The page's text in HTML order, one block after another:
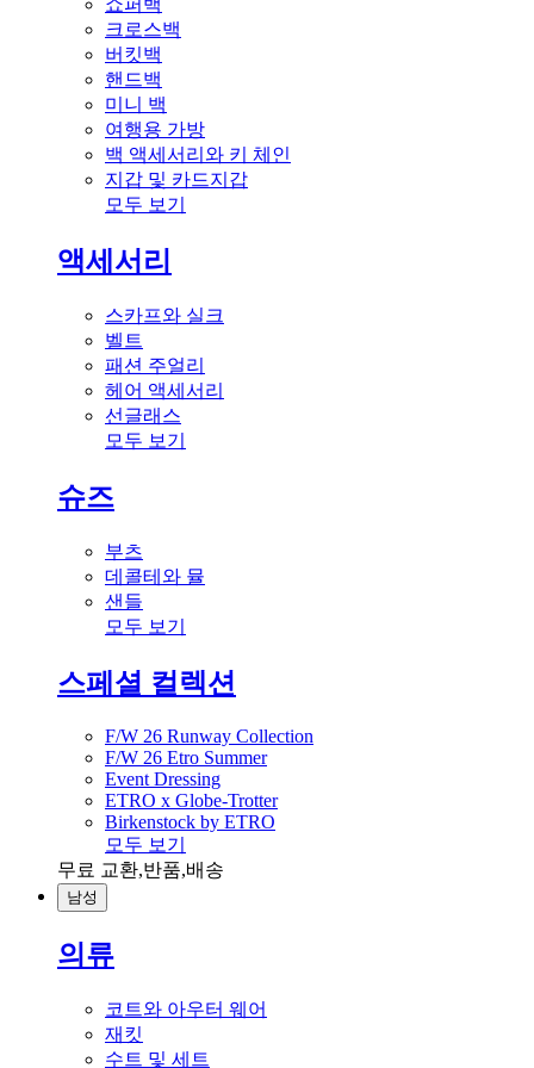
쇼퍼백
크로스백
버킷백
핸드백
미니 백
여행용 가방
백 액세서리와 키 체인
지갑 및 카드지갑
모두 보기
액세서리
스카프와 실크
벨트
패션 주얼리
헤어 액세서리
선글래스
모두 보기
슈즈
부츠
데콜테와 뮬
샌들
모두 보기
스페셜 컬렉션
F/W 26 Runway Collection
F/W 26 Etro Summer
Event Dressing
ETRO x Globe-Trotter
Birkenstock by ETRO
모두 보기
무료 교환,반품,배송
남성
의류
코트와 아우터 웨어
재킷
수트 및 세트